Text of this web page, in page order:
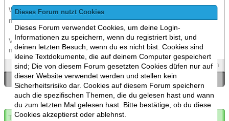
Dieses Forum nutzt Cookies
Dieses Forum verwendet Cookies, um deine Login-
Informationen zu speichern, wenn du registriert bist, und
deinen letzten Besuch, wenn du es nicht bist. Cookies sind
kleine Textdokumente, die auf deinem Computer gespeichert
sind; Die von diesem Forum gesetzten Cookies düfen nur auf
dieser Website verwendet werden und stellen kein
Sicherheitsrisiko dar. Cookies auf diesem Forum speichern
auch die spezifischen Themen, die du gelesen hast und wann
du zum letzten Mal gelesen hast. Bitte bestätige, ob du diese
Cookies akzeptierst oder ablehnst.
War richtig, richtig geil! Ich möchte das irgendwann mal wieder
machen!
Vorallem, ich finde es richtig Cool, dass ihr in Ludwigsburg wohnt und
nur 15 Min bis zur Forum laufen muss. Finde ich sehr genial. ^^
Spoilers Zitieren
«Ein Thema zurück|Ein Thema vor »
Thema abonnieren